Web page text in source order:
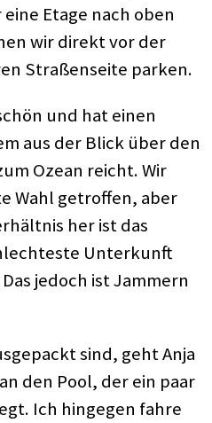
Etage nach oben
wir direkt vor der
Straßenseite parken.
und hat einen
aus der Blick über den
Ozean reicht. Wir
Wahl getroffen, aber
her ist das
Unterkunft
jedoch ist Jammern
sind, geht Anja
den Pool, der ein paar
Ich hingegen fahre